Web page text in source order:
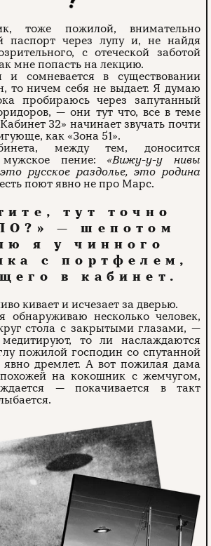
тоже пожилой, внимательно
паспорт через лупу и, не найдя
с отеческой заботой
мне попасть на лекцию.
и сомневается в существовании
то ничем себя не выдает. Я думаю
пробираюсь через запутанный
— они тут что, все в теме
32» начинает звучать почти
как «Зона 51».
между тем, доносится
пение: «Вижу-у-у нивы
русское раздолье, это родина
поют явно не про Марс.
тут точно
— шепотом
я у чинного
с портфелем,
в кабинет.
кивает и исчезает за дверью.
обнаруживаю несколько человек,
стола с закрытыми глазами, —
то ли наслаждаются
пожилой господин со спутанной
явно дремлет. А вот пожилая дама
на кокошник с жемчугом,
— покачивается в такт